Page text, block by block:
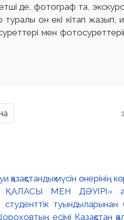
де, фотограф та,
он екі кітап жазып,
мен